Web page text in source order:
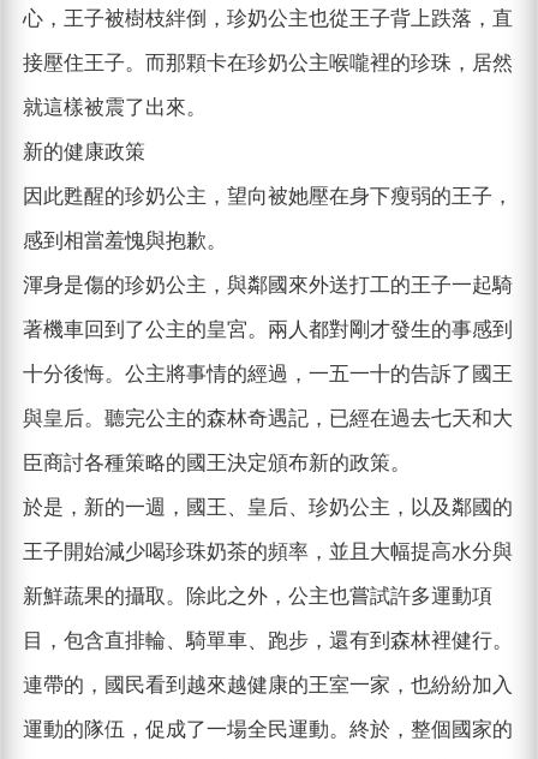
心，王子被樹枝絆倒，珍奶公主也從王子背上跌落，直
接壓住王子。而那顆卡在珍奶公主喉嚨裡的珍珠，居然
就這樣被震了出來。
新的健康政策
因此甦醒的珍奶公主，望向被她壓在身下瘦弱的王子，
感到相當羞愧與抱歉。
渾身是傷的珍奶公主，與鄰國來外送打工的王子一起騎
著機車回到了公主的皇宮。兩人都對剛才發生的事感到
十分後悔。公主將事情的經過，一五一十的告訴了國王
與皇后。聽完公主的森林奇遇記，已經在過去七天和大
臣商討各種策略的國王決定頒布新的政策。
於是，新的一週，國王、皇后、珍奶公主，以及鄰國的
王子開始減少喝珍珠奶茶的頻率，並且大幅提高水分與
新鮮蔬果的攝取。除此之外，公主也嘗試許多運動項
目，包含直排輪、騎單車、跑步，還有到森林裡健行。
連帶的，國民看到越來越健康的王室一家，也紛紛加入
運動的隊伍，促成了一場全民運動。終於，整個國家的